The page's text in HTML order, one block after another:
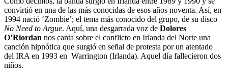
convirtió en una de las más conocidas de esos años noventa. Así, en
1994 nació ‘Zombie’; el tema más conocido del grupo, de su disco
No Need to Argue. Aquí, una desgarrada voz de Dolores
O’Riordan nos canta sobre el conflicto en Irlanda del Norte una
canción hipnótica que surgió en señal de protesta por un atentado
del IRA en 1993 en Warrington (Irlanda). Aquel día fallecieron dos
niños.